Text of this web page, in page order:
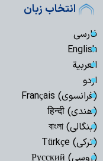
انتخاب زبان
فارسی
English
العربیة
اردو
(فرانسوی) Français
(هندی) हिन्दी
(بنگالی) বাংলা
(ترکی) Türkçe
(روسی) Русский